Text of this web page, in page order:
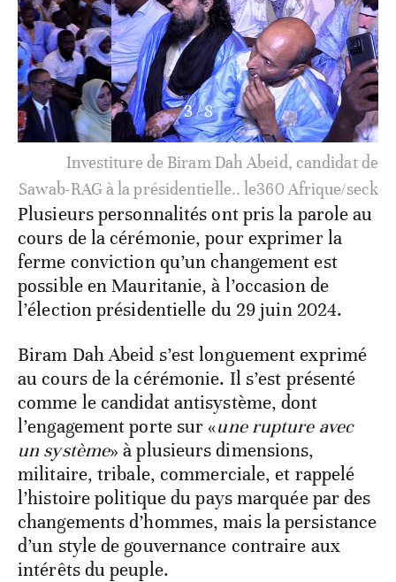
3/8
Investiture de Biram Dah Abeid, candidat de
Sawab-RAG à la présidentielle.. le360 Afrique/seck
Plusieurs personnalités ont pris la parole au
cours de la cérémonie, pour exprimer la
ferme conviction qu’un changement est
possible en Mauritanie, à l’occasion de
l’élection présidentielle du 29 juin 2024.
Biram Dah Abeid s’est longuement exprimé
au cours de la cérémonie. Il s’est présenté
comme le candidat antisystème, dont
l’engagement porte sur «une rupture avec
un système» à plusieurs dimensions,
militaire, tribale, commerciale, et rappelé
l’histoire politique du pays marquée par des
changements d’hommes, mais la persistance
d’un style de gouvernance contraire aux
intérêts du peuple.